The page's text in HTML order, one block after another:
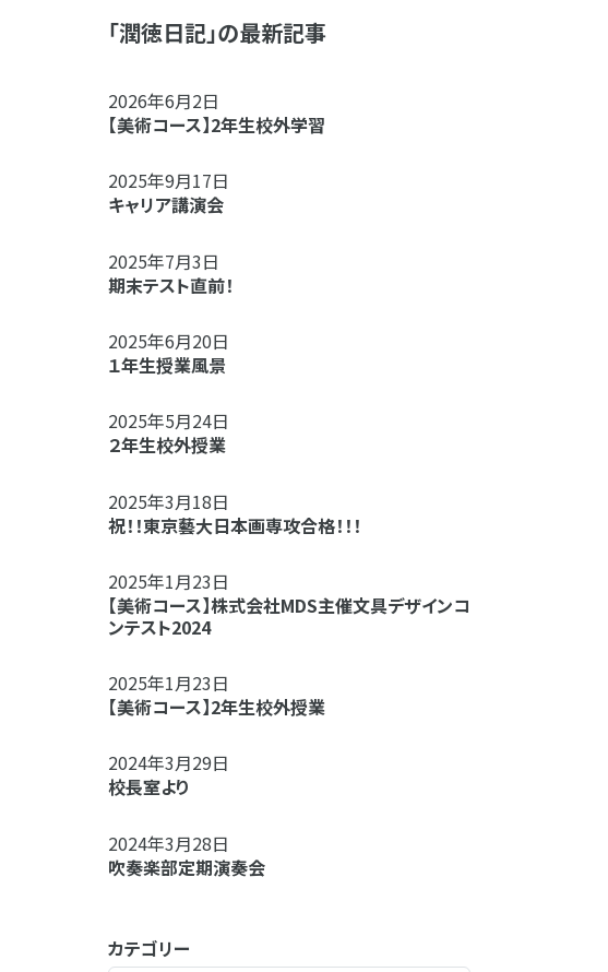
「潤徳日記」の最新記事
2026年6月2日
【美術コース】2年生校外学習
2025年9月17日
キャリア講演会
2025年7月3日
期末テスト直前！
2025年6月20日
１年生授業風景
2025年5月24日
２年生校外授業
2025年3月18日
祝！！東京藝大日本画専攻合格！！！
2025年1月23日
【美術コース】株式会社MDS主催文具デザインコ
ンテスト2024
2025年1月23日
【美術コース】2年生校外授業
2024年3月29日
校長室より
2024年3月28日
吹奏楽部定期演奏会
カテゴリー